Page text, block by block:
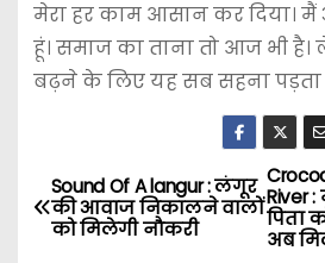
मेरा हर काम आसान कर दिया। मैं
हूं। समाज का ताना तो आज भी
बढ़ने के लिए यह सब सहना पड़ता
P
o
River
पिता
अब
Sound Of A langur : लंगूर
की आवाज निकालने वालों
को मिलेगी नौकरी